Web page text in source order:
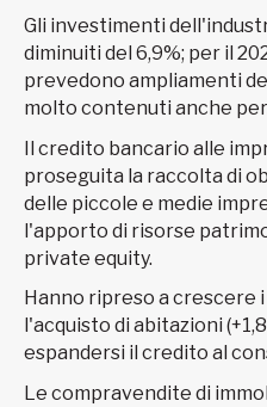
Gli investimenti
diminuiti del 6,9%; per il
prevedono ampliamenti
molto contenuti anche
Il credito bancario alle
proseguita la raccolta di
delle piccole e medie
l'apporto di risorse
private equity.
Hanno ripreso a crescere
l'acquisto di abitazioni
espandersi il credito al
Le compravendite di